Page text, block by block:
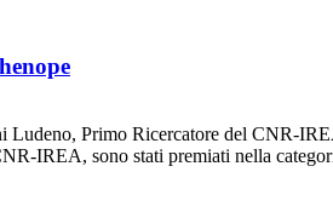
Primo Ricercatore del CNR-
IREA, sono stati premiati nella